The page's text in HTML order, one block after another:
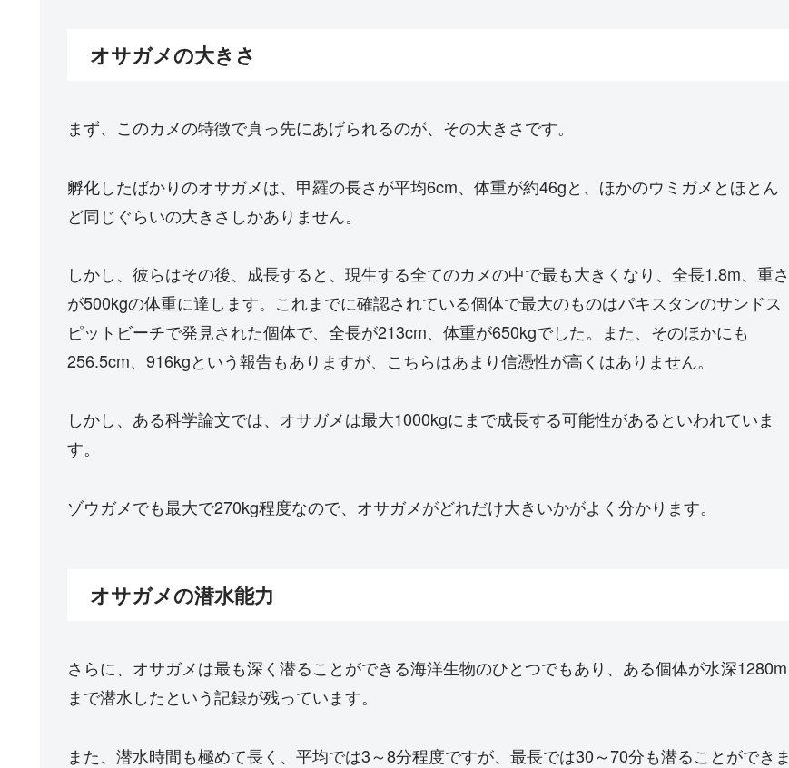
オサガメの大きさ
まず、このカメの特徴で真っ先にあげられるのが、その大きさです。
孵化したばかりのオサガメは、甲羅の長さが平均6cm、体重が約46gと、ほかのウミガメとほとん
ど同じぐらいの大きさしかありません。
しかし、彼らはその後、成長すると、現生する全てのカメの中で最も大きくなり、全長1.8m、重さ
が500kgの体重に達します。これまでに確認されている個体で最大のものはパキスタンのサンドス
ピットビーチで発見された個体で、全長が213cm、体重が650kgでした。また、そのほかにも
256.5cm、916kgという報告もありますが、こちらはあまり信憑性が高くはありません。
しかし、ある科学論文では、オサガメは最大1000kgにまで成長する可能性があるといわれていま
す。
ゾウガメでも最大で270kg程度なので、オサガメがどれだけ大きいかがよく分かります。
オサガメの潜水能力
さらに、オサガメは最も深く潜ることができる海洋生物のひとつでもあり、ある個体が水深1280m
まで潜水したという記録が残っています。
また、潜水時間も極めて長く、平均では3～8分程度ですが、最長では30～70分も潜ることができま